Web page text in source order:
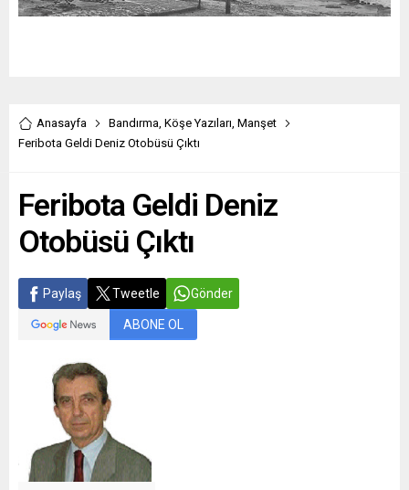
Anasayfa Bandırma, Köşe Yazıları, Manşet
Feribota Geldi Deniz Otobüsü Çıktı
Feribota Geldi Deniz
Otobüsü Çıktı
Paylaş Tweetle Gönder
ABONE OL